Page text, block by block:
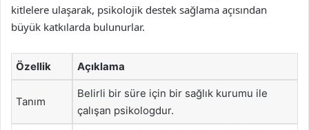
kitlelere ulaşarak, psikolojik destek sağlama açısından
büyük katkılarda bulunurlar.
Özellik Açıklama
Tanım
Belirli bir süre için bir sağlık kurumu ile
çalışan psikologdur.